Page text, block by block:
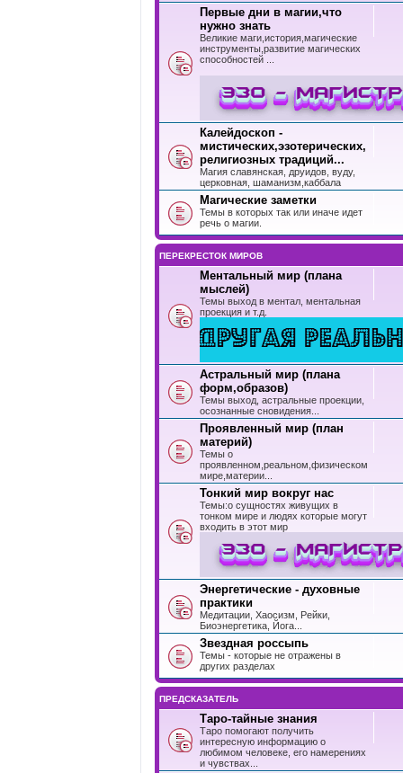
Первые дни в магии,что
нужно знать
Великие маги,история,магические
инструменты,развитие магических
способностей ...
Калейдоскоп -
мистических,эзотерических,
религиозных традиций...
Магия славянская, друидов, вуду,
церковная, шаманизм,каббала
Магические заметки
Темы в которых так или иначе идет
речь о магии.
ПЕРЕКРЕСТОК МИРОВ
Ментальный мир (плана
мыслей)
Темы выход в ментал, ментальная
проекция и т.д.
Астральный мир (плана
форм,образов)
Темы выход, астральные проекции,
осознанные сновидения...
Проявленный мир (план
материй)
Темы о
проявленном,реальном,физическом
мире,материи...
Тонкий мир вокруг нас
Темы:о сущностях живущих в
тонком мире и людях которые могут
входить в этот мир
Энергетические - духовные
практики
Медитации, Хаосизм, Рейки,
Биоэнергетика, Йога...
Звездная россыпь
Темы - которые не отражены в
других разделах
ПРЕДСКАЗАТЕЛЬ
Таро-тайные знания
Таро помогают получить
интересную информацию о
любимом человеке, его намерениях
и чувствах...